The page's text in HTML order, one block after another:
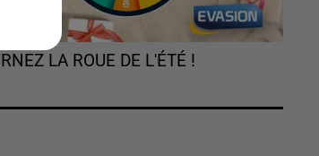
LA ROUE DE L'ÉTÉ !